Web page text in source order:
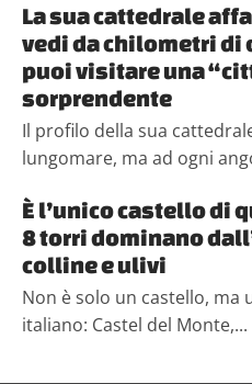
La sua cattedrale
vedi da chilometri di
puoi visitare una
sorprendente
Il profilo della sua
lungomare, ma ad ogni
È l’unico castello di
8 torri dominano
colline e ulivi
Non è solo un castello,
italiano: Castel del Monte,...